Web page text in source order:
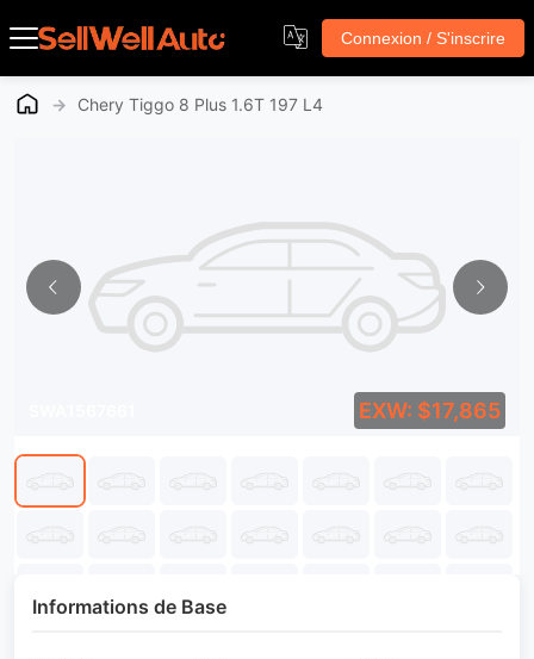
Connexion / S'inscrire
→ Chery Tiggo 8 Plus 1.6T 197 L4
EXW: $17,865
Informations de Base